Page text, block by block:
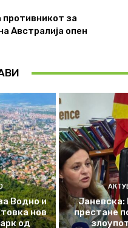
противникот за
Австралија опен
Водно и
нов
од
Јаневска:
престане